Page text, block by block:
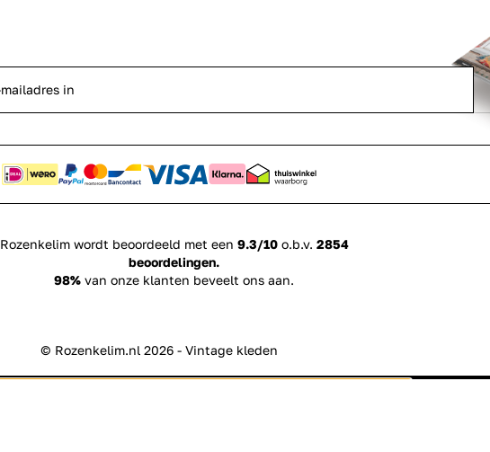
Rozenkelim wordt beoordeeld met een 9.3/10o.b.v. 2854
beoordelingen.
98% van onze klanten beveelt ons aan.
© Rozenkelim.nl 2026 - Vintage kleden